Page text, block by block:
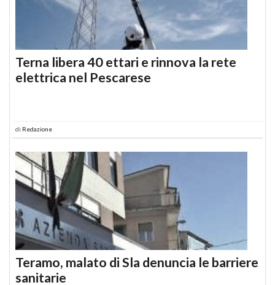
Terna libera 40 ettari e rinnova la rete
elettrica nel Pescarese
di Redazione
Teramo, malato di Sla denuncia le barriere
sanitarie